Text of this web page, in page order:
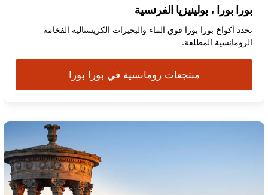
بورا بورا ، بولينيزيا الفرنسية
تحدد أكواخ بورا بورا فوق الماء والبحيرات الكريستالية الفخامة
الرومانسية المطلقة.
منتجعات رومانسية في بورا بورا